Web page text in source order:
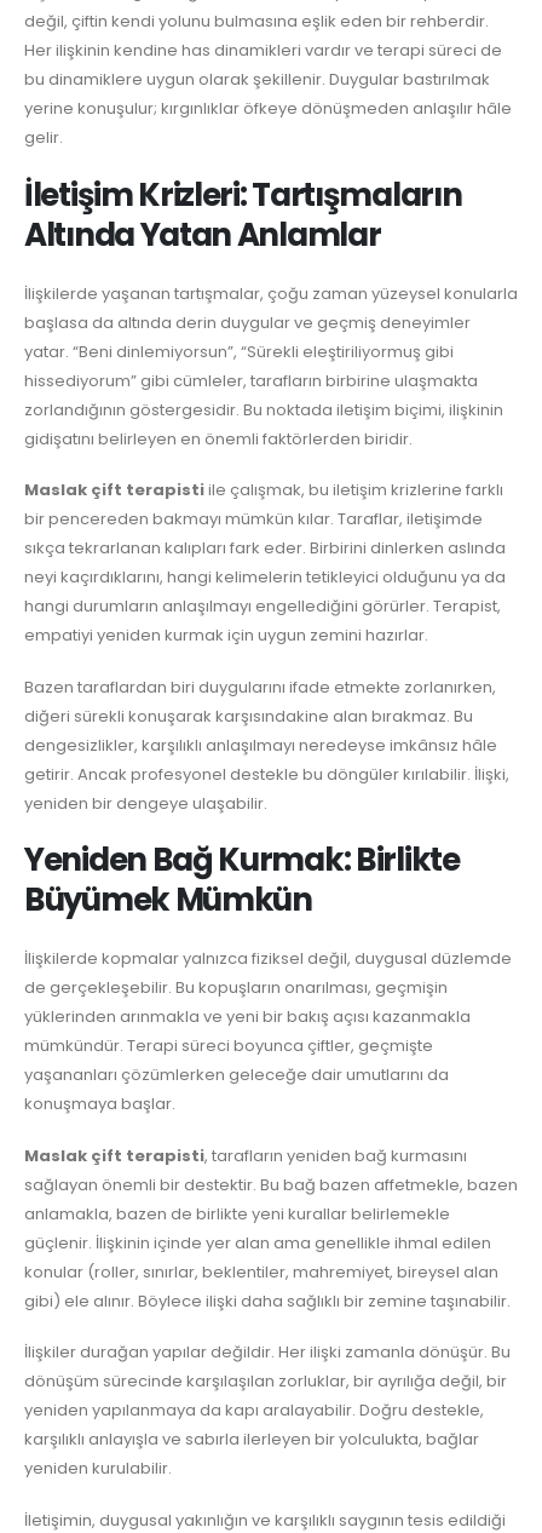
değil, çiftin kendi yolunu bulmasına eşlik eden bir rehberdir.
Her ilişkinin kendine has dinamikleri vardır ve terapi süreci de
bu dinamiklere uygun olarak şekillenir. Duygular bastırılmak
yerine konuşulur; kırgınlıklar öfkeye dönüşmeden anlaşılır hâle
gelir.
İletişim Krizleri: Tartışmaların
Altında Yatan Anlamlar
İlişkilerde yaşanan tartışmalar, çoğu zaman yüzeysel konularla
başlasa da altında derin duygular ve geçmiş deneyimler
yatar. “Beni dinlemiyorsun”, “Sürekli eleştiriliyormuş gibi
hissediyorum” gibi cümleler, tarafların birbirine ulaşmakta
zorlandığının göstergesidir. Bu noktada iletişim biçimi, ilişkinin
gidişatını belirleyen en önemli faktörlerden biridir.
Maslak çift terapistiile çalışmak, bu iletişim krizlerine farklı
bir pencereden bakmayı mümkün kılar. Taraflar, iletişimde
sıkça tekrarlanan kalıpları fark eder. Birbirini dinlerken aslında
neyi kaçırdıklarını, hangi kelimelerin tetikleyici olduğunu ya da
hangi durumların anlaşılmayı engellediğini görürler. Terapist,
empatiyi yeniden kurmak için uygun zemini hazırlar.
Bazen taraflardan biri duygularını ifade etmekte zorlanırken,
diğeri sürekli konuşarak karşısındakine alan bırakmaz. Bu
dengesizlikler, karşılıklı anlaşılmayı neredeyse imkânsız hâle
getirir. Ancak profesyonel destekle bu döngüler kırılabilir. İlişki,
yeniden bir dengeye ulaşabilir.
Yeniden Bağ Kurmak: Birlikte
Büyümek Mümkün
İlişkilerde kopmalar yalnızca fiziksel değil, duygusal düzlemde
de gerçekleşebilir. Bu kopuşların onarılması, geçmişin
yüklerinden arınmakla ve yeni bir bakış açısı kazanmakla
mümkündür. Terapi süreci boyunca çiftler, geçmişte
yaşananları çözümlerken geleceğe dair umutlarını da
konuşmaya başlar.
Maslak çift terapisti, tarafların yeniden bağ kurmasını
sağlayan önemli bir destektir. Bu bağ bazen affetmekle, bazen
anlamakla, bazen de birlikte yeni kurallar belirlemekle
güçlenir. İlişkinin içinde yer alan ama genellikle ihmal edilen
konular (roller, sınırlar, beklentiler, mahremiyet, bireysel alan
gibi) ele alınır. Böylece ilişki daha sağlıklı bir zemine taşınabilir.
İlişkiler durağan yapılar değildir. Her ilişki zamanla dönüşür. Bu
dönüşüm sürecinde karşılaşılan zorluklar, bir ayrılığa değil, bir
yeniden yapılanmaya da kapı aralayabilir. Doğru destekle,
karşılıklı anlayışla ve sabırla ilerleyen bir yolculukta, bağlar
yeniden kurulabilir.
İletişimin, duygusal yakınlığın ve karşılıklı saygının tesis edildiği